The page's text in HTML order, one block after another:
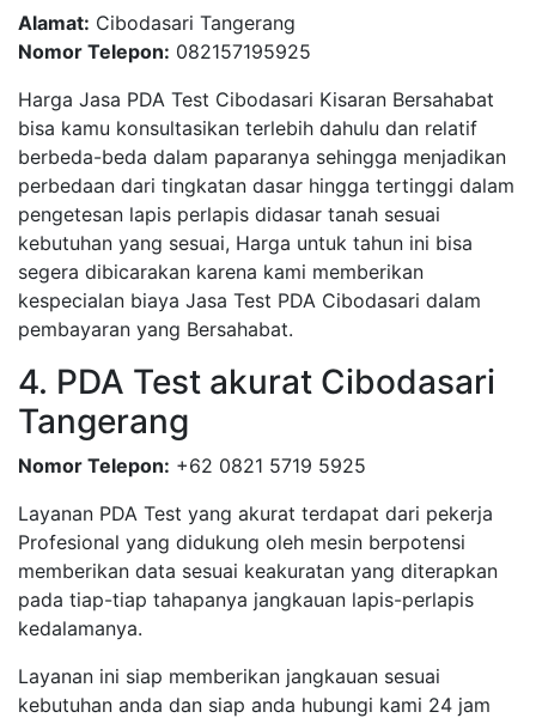
Alamat: Cibodasari Tangerang
Nomor Telepon: 082157195925
Harga Jasa PDA Test Cibodasari Kisaran Bersahabat
bisa kamu konsultasikan terlebih dahulu dan relatif
berbeda-beda dalam paparanya sehingga menjadikan
perbedaan dari tingkatan dasar hingga tertinggi dalam
pengetesan lapis perlapis didasar tanah sesuai
kebutuhan yang sesuai, Harga untuk tahun ini bisa
segera dibicarakan karena kami memberikan
kespecialan biaya Jasa Test PDA Cibodasari dalam
pembayaran yang Bersahabat.
4. PDA Test akurat Cibodasari
Tangerang
Nomor Telepon: +62 0821 5719 5925
Layanan PDA Test yang akurat terdapat dari pekerja
Profesional yang didukung oleh mesin berpotensi
memberikan data sesuai keakuratan yang diterapkan
pada tiap-tiap tahapanya jangkauan lapis-perlapis
kedalamanya.
Layanan ini siap memberikan jangkauan sesuai
kebutuhan anda dan siap anda hubungi kami 24 jam